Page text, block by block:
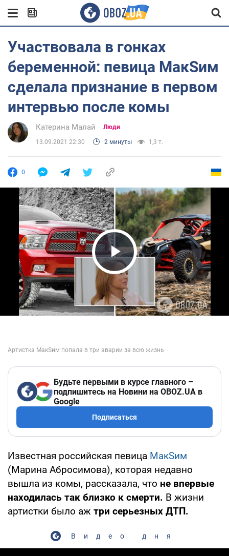
Участвовала в гонках
беременной: певица МакSим
сделала признание в первом
интервью после комы
Катерина Малай Люди
13.09.2021 22:30 2 минуты 1,3 т.
0
Play Video
Будьте первыми в курсе главного –
подпишитесь на Новини на OBOZ.UA в
Google
Подписаться
Известная российская певица МакSим
(Марина Абросимова), которая недавно
вышла из комы, рассказала, что не впервые
находилась так близко к смерти. В жизни
артистки было аж три серьезных ДТП.
Видео дня